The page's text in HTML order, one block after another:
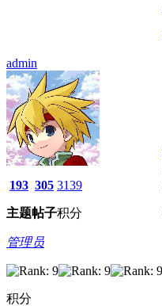
admin
193
主题
305
帖子
3139
积分
管理员
积分